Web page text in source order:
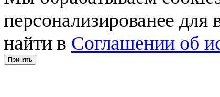
персонализированее
найти в Соглашении об
Принять